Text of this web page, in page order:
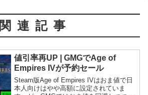
関連記事
値引率再UP | GMGでAge of
Empires IVが予約セール
Steam版Age of Empires IVはおま値で日
本人向けはやや高額に設定されていま